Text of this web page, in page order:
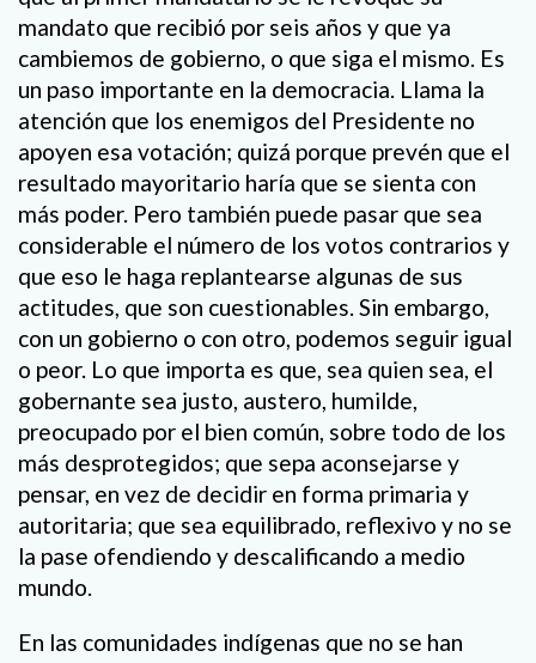
mandato que recibió por seis años y que ya
cambiemos de gobierno, o que siga el mismo. Es
un paso importante en la democracia. Llama la
atención que los enemigos del Presidente no
apoyen esa votación; quizá porque prevén que el
resultado mayoritario haría que se sienta con
más poder. Pero también puede pasar que sea
considerable el número de los votos contrarios y
que eso le haga replantearse algunas de sus
actitudes, que son cuestionables. Sin embargo,
con un gobierno o con otro, podemos seguir igual
o peor. Lo que importa es que, sea quien sea, el
gobernante sea justo, austero, humilde,
preocupado por el bien común, sobre todo de los
más desprotegidos; que sepa aconsejarse y
pensar, en vez de decidir en forma primaria y
autoritaria; que sea equilibrado, reflexivo y no se
la pase ofendiendo y descalificando a medio
mundo.
En las comunidades indígenas que no se han